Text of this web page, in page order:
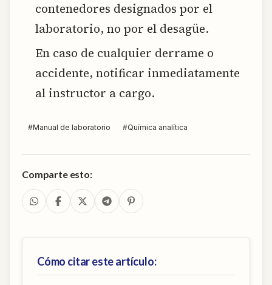
contenedores designados por el
laboratorio, no por el desagüe.
En caso de cualquier derrame o
accidente, notificar inmediatamente
al instructor a cargo.
#Manual de laboratorio #Química analítica
Comparte esto:
Cómo citar este artículo: